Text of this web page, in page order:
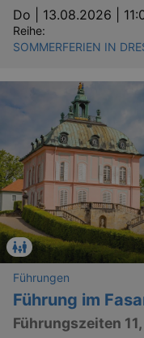
Do | 13.08.2026 |
Reihe:
SOMMERFERIEN IN
Führungen
Führung im
Führungszeiten